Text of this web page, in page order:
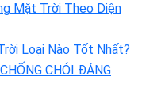
Mặt Trời Theo Diện
Loại Nào Tốt Nhất?
CHÓI ĐÁNG